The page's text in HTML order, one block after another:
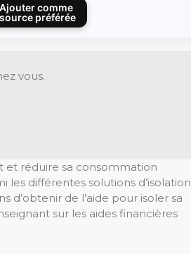
Ajouter comme
préférée
vous.
et réduire sa consommation
différentes solutions d’isolation
d’obtenir de l’aide pour isoler sa
sur les aides financières